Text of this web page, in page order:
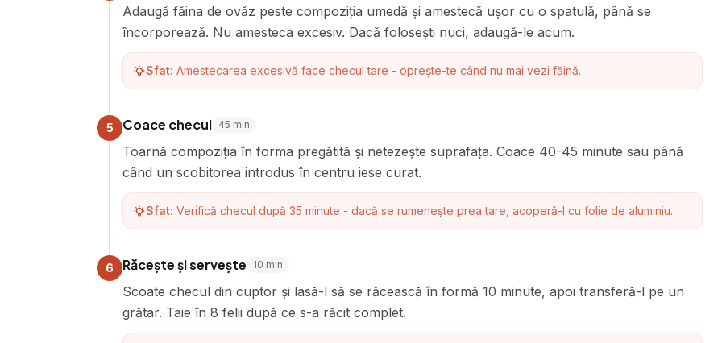
Adaugă făina de ovăz peste compoziția umedă și amestecă ușor cu o spatulă, până se
încorporează. Nu amesteca excesiv. Dacă folosești nuci, adaugă-le acum.
Sfat: Amestecarea excesivă face checul tare - oprește-te când nu mai vezi făină.
5 Coace checul 45 min
Toarnă compoziția în forma pregătită și netezește suprafața. Coace 40-45 minute sau până
când un scobitorea introdus în centru iese curat.
Sfat: Verifică checul după 35 minute - dacă se rumenește prea tare, acoperă-l cu folie de aluminiu.
6 Răcește și servește 10 min
Scoate checul din cuptor și lasă-l să se răcească în formă 10 minute, apoi transferă-l pe un
grătar. Taie în 8 felii după ce s-a răcit complet.